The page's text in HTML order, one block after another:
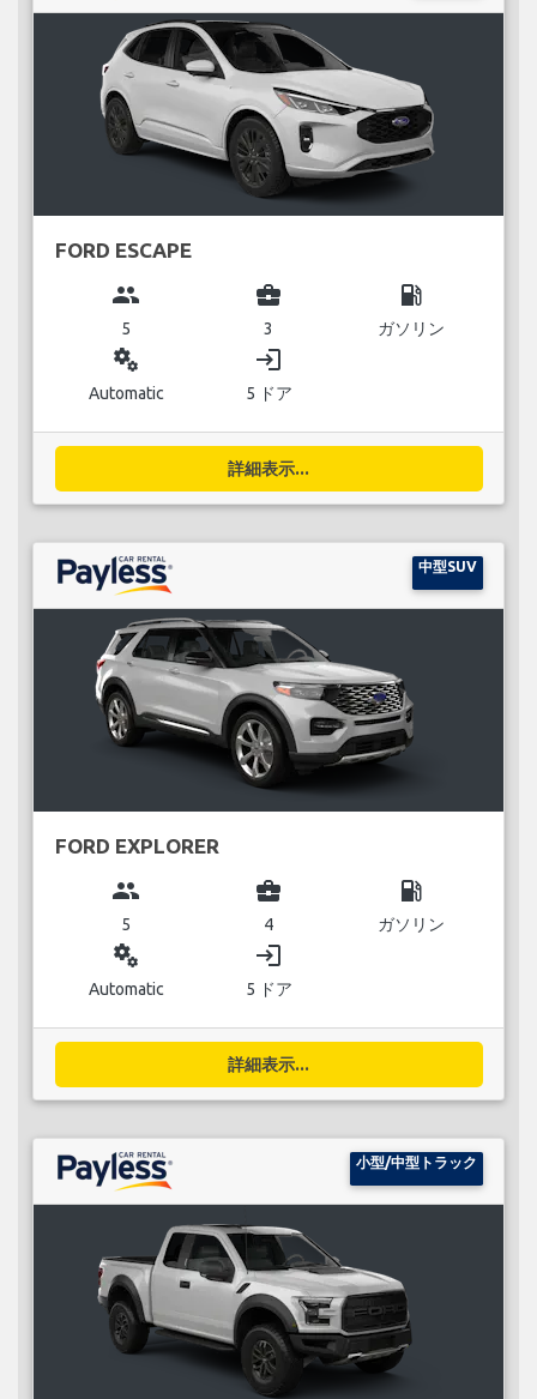
FORD ESCAPE
group
5
business_center
3
local_gas_station
ガソリン
miscellaneous_services
Automatic
login
5 ドア
詳細表示...
中型SUV
FORD EXPLORER
group
5
business_center
4
local_gas_station
ガソリン
miscellaneous_services
Automatic
login
5 ドア
詳細表示...
小型/中型トラック